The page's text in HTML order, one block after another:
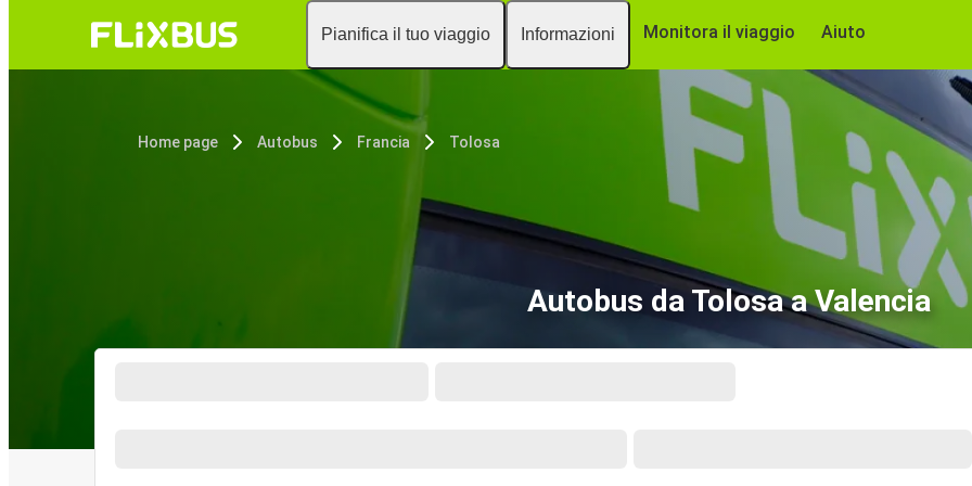
Pianifica il tuo viaggio Informazioni Monitora il viaggio Aiuto
Home page Autobus Francia Tolosa
Autobus da Tolosa a Valencia